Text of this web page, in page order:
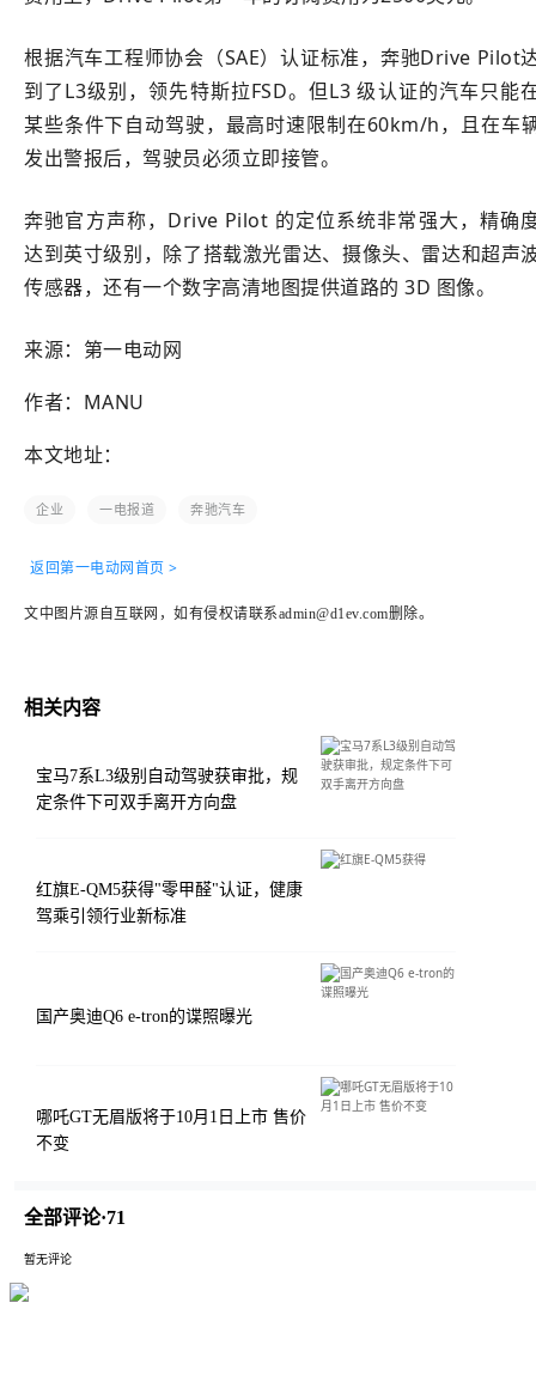
根据汽车工程师协会（SAE）认证标准，奔驰Drive Pilot
到了L3级别，领先特斯拉FSD。但L3 级认证的汽车只能
某些条件下自动驾驶，最高时速限制在60km/h，且在车
发出警报后，驾驶员必须立即接管。
奔驰官方声称，Drive Pilot 的定位系统非常强大，精确
达到英寸级别，除了搭载激光雷达、摄像头、雷达和超声
传感器，还有一个数字高清地图提供道路的 3D 图像。
来源：第一电动网
作者：MANU
本文地址：
企业 一电报道 奔驰汽车
返回第一电动网首页 >
文中图片源自互联网，如有侵权请联系admin@d1ev.com删除。
相关内容
宝马7系L3级别自动驾驶获审批，规
定条件下可双手离开方向盘
红旗E-QM5获得"零甲醛"认证，健康
驾乘引领行业新标准
国产奥迪Q6 e-tron的谍照曝光
哪吒GT无眉版将于10月1日上市 售价
不变
全部评论·71
暂无评论